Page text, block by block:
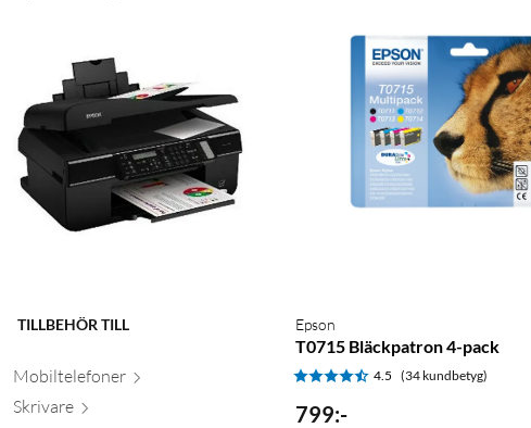
TILLBEHÖR TILL
Mobiltelefoner
Skrivare
Epson
T0715 Bläckpatron 4-pack
4.5 (34 kundbetyg)
799:-